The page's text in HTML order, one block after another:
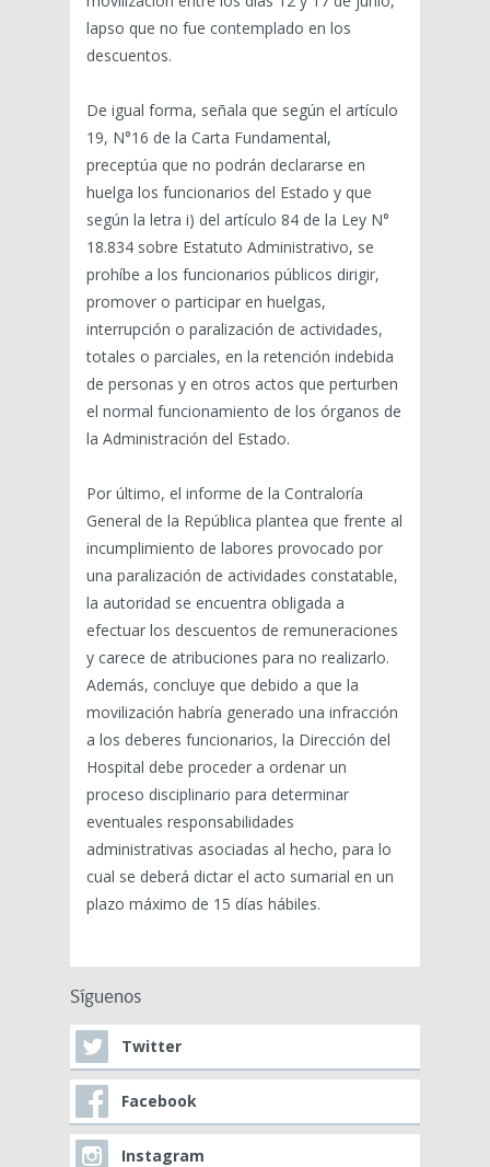
lapso que no fue contemplado en los
descuentos.
De igual forma, señala que según el artículo
19, N°16 de la Carta Fundamental,
preceptúa que no podrán declararse en
huelga los funcionarios del Estado y que
según la letra i) del artículo 84 de la Ley N°
18.834 sobre Estatuto Administrativo, se
prohíbe a los funcionarios públicos dirigir,
promover o participar en huelgas,
interrupción o paralización de actividades,
totales o parciales, en la retención indebida
de personas y en otros actos que perturben
el normal funcionamiento de los órganos de
la Administración del Estado.
Por último, el informe de la Contraloría
General de la República plantea que frente al
incumplimiento de labores provocado por
una paralización de actividades constatable,
la autoridad se encuentra obligada a
efectuar los descuentos de remuneraciones
y carece de atribuciones para no realizarlo.
Además, concluye que debido a que la
movilización habría generado una infracción
a los deberes funcionarios, la Dirección del
Hospital debe proceder a ordenar un
proceso disciplinario para determinar
eventuales responsabilidades
administrativas asociadas al hecho, para lo
cual se deberá dictar el acto sumarial en un
plazo máximo de 15 días hábiles.
Síguenos
Twitter
Facebook
Instagram